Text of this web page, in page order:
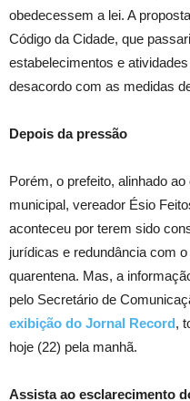
obedecessem a lei. A
Código da Cidade, que
estabelecimentos e
desacordo com as medidas
Depois da pressão
Porém, o prefeito, alinhado
municipal, vereador Ésio
aconteceu por terem sido
jurídicas e redundância com
quarentena. Mas, a
pelo Secretário de
exibição do Jornal Record,
hoje (22) pela manhã.
Assista ao esclarecimento